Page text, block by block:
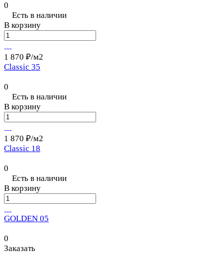
0
Есть в наличии
В корзину
1 870 ₽/м2
Classic 35
0
Есть в наличии
В корзину
1 870 ₽/м2
Classic 18
0
Есть в наличии
В корзину
GOLDEN 05
0
Заказать